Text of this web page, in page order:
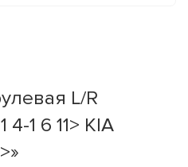
L/R
4-1 6 11> KIA